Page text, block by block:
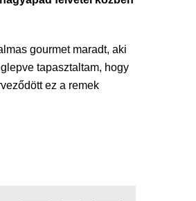
gourmet maradt, aki
tapasztaltam, hogy
ez a remek